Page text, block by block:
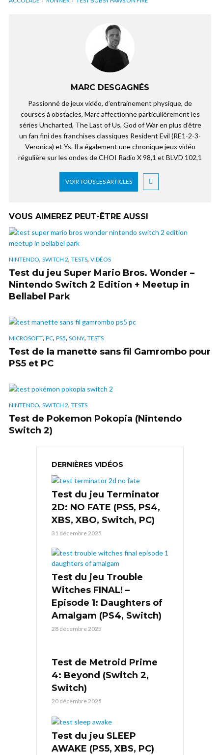
MARC DESGAGNÉS
Passionné de jeux vidéo, d’entrainement physique, de
courses à obstacles, Marc affectionne particulièrement les
séries Uncharted, The Last of Us, God of War en plus d’être
un fan fini des franchises classiques Resident Evil (RE1-2-3-
Veronica) et Ys. Il a également une chronique jeux vidéo
régulière sur les ondes de CHOI Radio X 98,1 et BLVD 102,1
VOIR TOUS LES ARTICLES
VOUS AIMEREZ PEUT-ÊTRE AUSSI
NINTENDO, SWITCH 2, TESTS, VIDÉOS
Test du jeu Super Mario Bros. Wonder –
Nintendo Switch 2 Edition + Meetup in
Bellabel Park
MICROSOFT, PC, PS5, SONY, TESTS
Test de la manette sans fil Gamrombo pour
PS5 et PC
NINTENDO, SWITCH 2, TESTS
Test de Pokemon Pokopia (Nintendo
Switch 2)
DERNIÈRES VIDÉOS
Test du jeu Terminator
2D: NO FATE (PS5, PS4,
XBS, XBO, Switch, PC)
31 décembre 2025
Test du jeu Trouble
Witches FINAL! –
Episode 1: Daughters of
Amalgam (PS4, Switch)
28 décembre 2025
Test de Metroid Prime
4: Beyond (Switch 2,
Switch)
20 décembre 2025
Test du jeu SLEEP
AWAKE (PS5, XBS, PC)